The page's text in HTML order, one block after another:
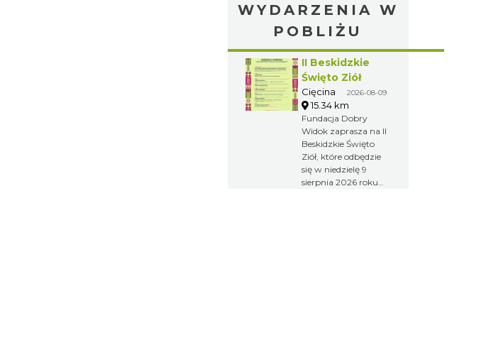
WYDARZENIA W
POBLIŻU
II Beskidzkie
Święto Ziół
Cięcina 2026-08-09
15.34 km
Fundacja Dobry
Widok zaprasza na II
Beskidzkie Święto
Ziół, które odbędzie
się w niedzielę 9
sierpnia 2026 roku